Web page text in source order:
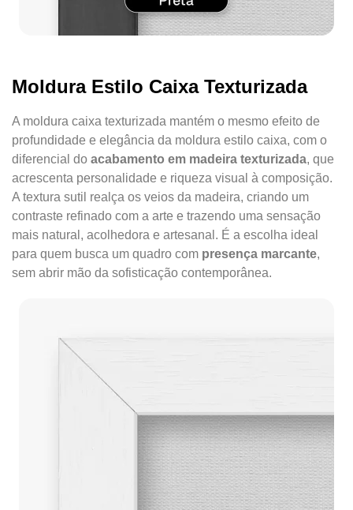
Moldura Estilo Caixa Texturizada
A moldura caixa texturizada mantém o mesmo efeito de
profundidade e elegância da moldura estilo caixa, com o
diferencial do acabamento em madeira texturizada, que
acrescenta personalidade e riqueza visual à composição.
A textura sutil realça os veios da madeira, criando um
contraste refinado com a arte e trazendo uma sensação
mais natural, acolhedora e artesanal. É a escolha ideal
para quem busca um quadro com presença marcante,
sem abrir mão da sofisticação contemporânea.